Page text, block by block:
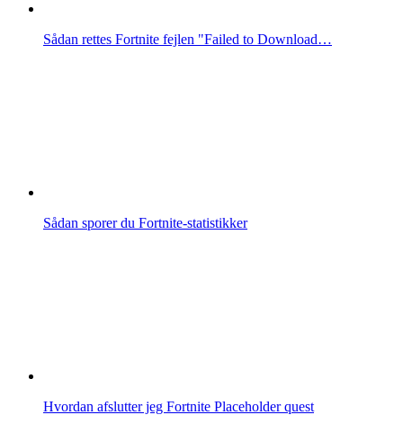
Sådan rettes Fortnite fejlen "Failed to Download…
Sådan sporer du Fortnite-statistikker
Hvordan afslutter jeg Fortnite Placeholder quest